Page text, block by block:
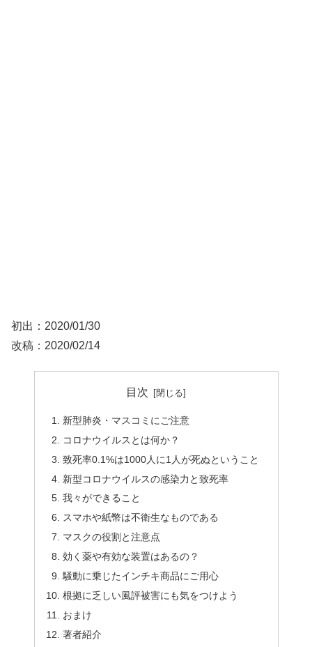
初出：2020/01/30
改稿：2020/02/14
目次
新型肺炎・マスコミにご注意
コロナウイルスとは何か？
致死率0.1%は1000人に1人が死ぬということ
新型コロナウイルスの感染力と致死率
我々ができること
スマホや紙幣は不衛生なものである
マスクの役割と注意点
効く薬や有効な装置はあるの？
騒動に乗じたインチキ商品にご用心
根拠に乏しい風評被害にも気をつけよう
おまけ
著者紹介